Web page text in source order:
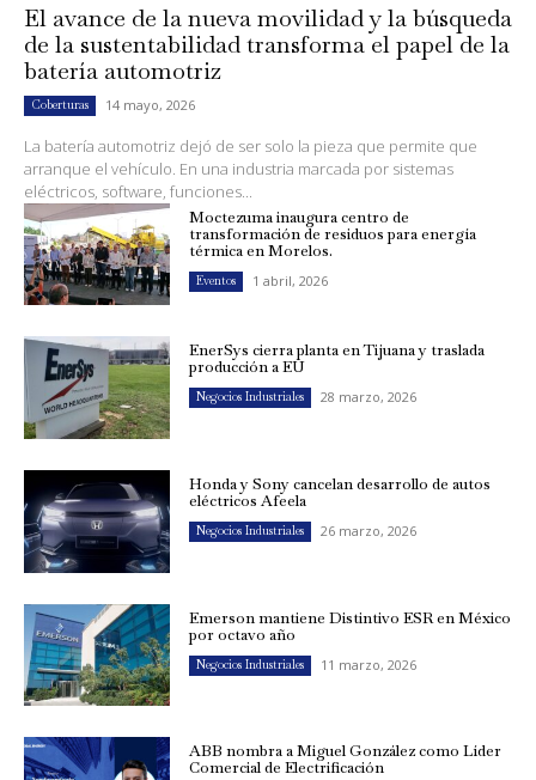
El avance de la nueva movilidad y la búsqueda
de la sustentabilidad transforma el papel de la
batería automotriz
Coberturas 14 mayo, 2026
La batería automotriz dejó de ser solo la pieza que permite que
arranque el vehículo. En una industria marcada por sistemas
eléctricos, software, funciones...
Moctezuma inaugura centro de
transformación de residuos para energía
térmica en Morelos.
Eventos 1 abril, 2026
EnerSys cierra planta en Tijuana y traslada
producción a EU
Negocios Industriales 28 marzo, 2026
Honda y Sony cancelan desarrollo de autos
eléctricos Afeela
Negocios Industriales 26 marzo, 2026
Emerson mantiene Distintivo ESR en México
por octavo año
Negocios Industriales 11 marzo, 2026
ABB nombra a Miguel González como Líder
Comercial de Electrificación